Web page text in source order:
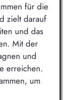
für die
zielt darauf
und das
Mit der
und
erreichen.
um